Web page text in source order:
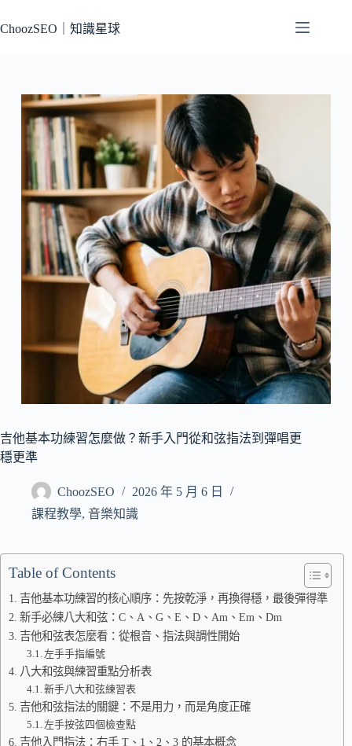
至
ChoozSEO｜知識星球
吉他基本功練習怎麼做？新手入門從和弦指法到彈唱更
穩更準
ChoozSEO
2026 年 5 月 6 日
課程教學, 音樂知識
Table of Contents
吉他基本功練習的核心順序：先按乾淨，再換得穩，最後彈得準
新手必練八大和弦：C、A、G、E、D、Am、Em、Dm
吉他和弦表怎麼看：從根音、指法與調性開始
左手手指編號
八大和弦與練習重點分析表
新手八大和弦練習表
吉他和弦指法的關鍵：不是用力，而是角度正確
左手按弦四個檢查點
吉他入門指法：右手 T、1、2、3 的基本概念